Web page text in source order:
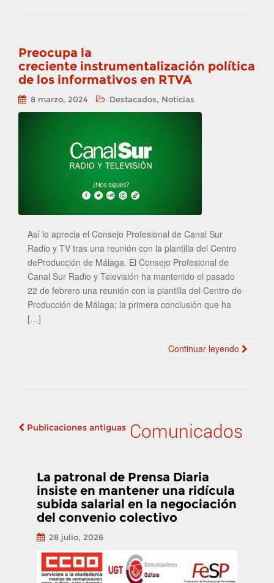
Preocupa la
creciente instrumentalización política
de los informativos en RTVA
8 marzo, 2024 Destacados, Noticias
Así lo aprecia el Consejo Profesional de Canal Sur
Radio y TV tras una reunión con la plantilla del Centro
deProducción de Málaga. El Consejo Profesional de
Canal Sur Radio y Televisión ha mantenido el pasado
22 de febrero una reunión con la plantilla del Centro de
Producción de Málaga; la primera conclusión que ha
[…]
Continuar leyendo
Navegación de
Publicaciones antiguas Comunicados
La patronal de Prensa Diaria
insiste en mantener una ridícula
subida salarial en la negociación
del convenio colectivo
28 julio, 2026